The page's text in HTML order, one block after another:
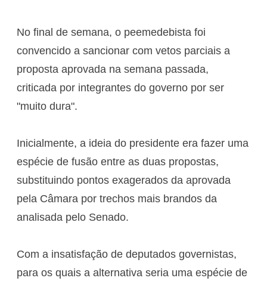
No final de semana, o peemedebista foi
convencido a sancionar com vetos parciais a
proposta aprovada na semana passada,
criticada por integrantes do governo por ser
"muito dura".
Inicialmente, a ideia do presidente era fazer uma
espécie de fusão entre as duas propostas,
substituindo pontos exagerados da aprovada
pela Câmara por trechos mais brandos da
analisada pelo Senado.
Com a insatisfação de deputados governistas,
para os quais a alternativa seria uma espécie de